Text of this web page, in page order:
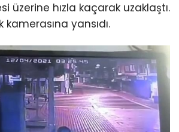
üzerine hızla kaçarak uzaklaştı.
yansıdı.